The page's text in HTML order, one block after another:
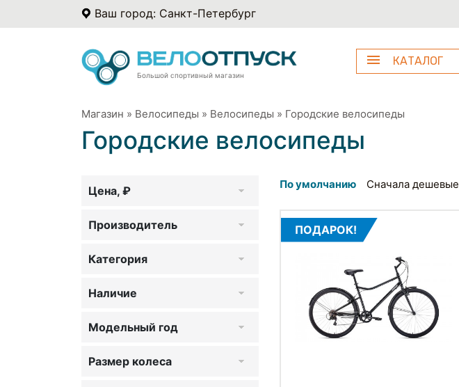
Ваш город: Санкт-Петербург
Большой спортивный магазин
КАТАЛОГ
Магазин » Велосипеды » Велосипеды » Городские велосипеды
Городские велосипеды
Цена, ₽
Производитель
Категория
Наличие
Модельный год
Размер колеса
По умолчанию Сначала дешевые
ПОДАРОК!